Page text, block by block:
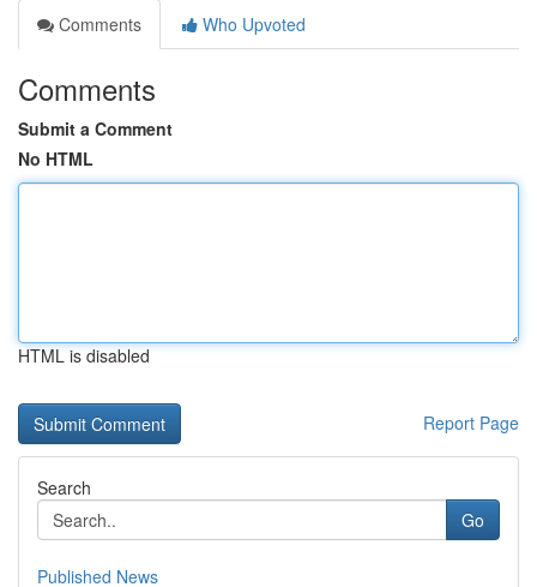
Comments
Who Upvoted
Comments
Submit a Comment
No HTML
HTML is disabled
Report Page
Search
Go
Published News